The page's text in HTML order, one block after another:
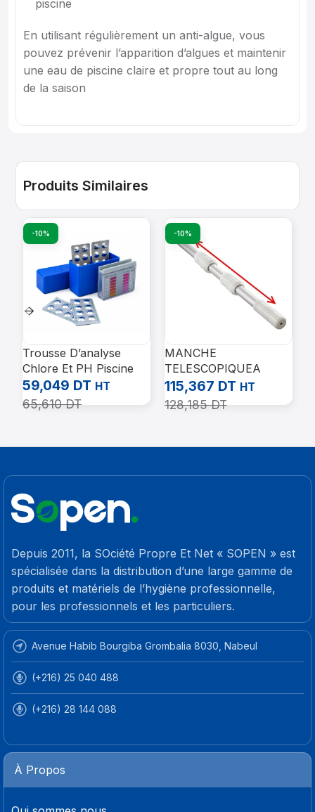
piscine
En utilisant régulièrement un anti-algue, vous
pouvez prévenir l’apparition d’algues et maintenir
une eau de piscine claire et propre tout au long
de la saison
Produits Similaires
-10%
Trousse D’analyse
Chlore Et PH Piscine
59,049 DT HT
65,610DT
-10%
MANCHE
TELESCOPIQUEA
RGENT LISSE KOKIDO
115,367 DT HT
128,185DT
Depuis 2011, la SOciété Propre Et Net « SOPEN » est
spécialisée dans la distribution d’une large gamme de
produits et matériels de l’hygiène professionnelle,
pour les professionnels et les particuliers.
Avenue Habib Bourgiba Grombalia 8030, Nabeul
(+216) 25 040 488
(+216) 28 144 088
À Propos